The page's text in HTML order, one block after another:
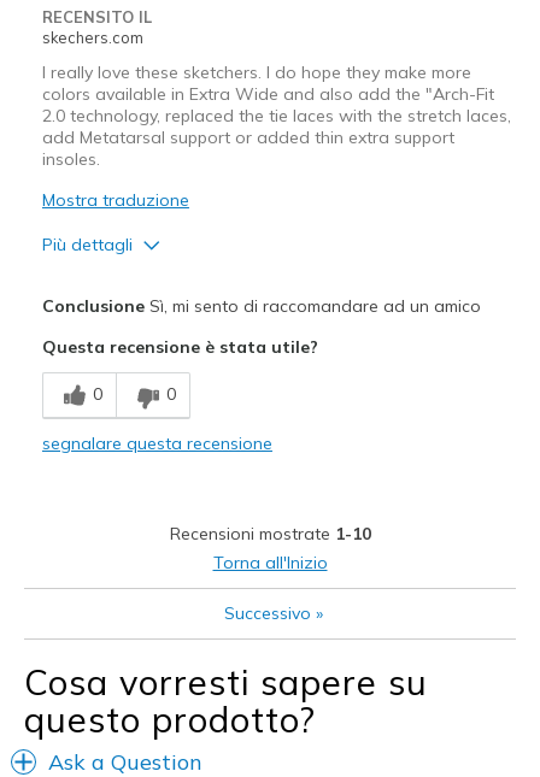
RECENSITO IL
skechers.com
I really love these sketchers. I do hope they make more
colors available in Extra Wide and also add the "Arch-Fit
2.0 technology, replaced the tie laces with the stretch laces,
add Metatarsal support or added thin extra support
insoles.
Mostra traduzione
Più dettagli
Breathe Well
Comfortable
Lack of colors available
Needs Arch-Fit support
Needs Metatarsal Support
Tie laces
ConclusioneSì, mi sento di raccomandare ad un amico
Questa recensione è stata utile?
0 0
segnalare questa recensione
Recensioni mostrate 1-10
Torna all'Inizio
Successivo »
Cosa vorresti sapere su
questo prodotto?
Ask a Question